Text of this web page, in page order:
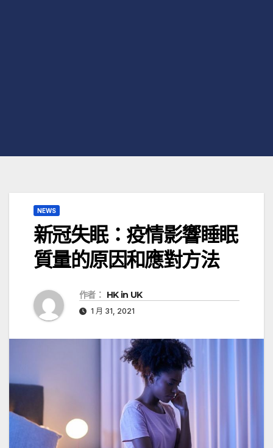
NEWS
新冠失眠：疫情影響睡眠
質量的原因和應對方法
作者： HK in UK
1 月 31, 2021